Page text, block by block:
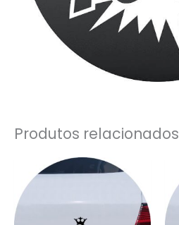
Produtos relacionados